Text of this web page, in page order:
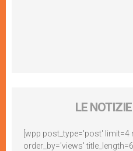
LE
[wpp post_type='post' limit=4
order_by='views'